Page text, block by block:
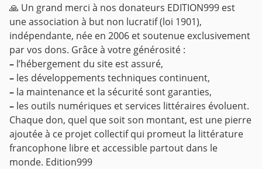
🙏 Un grand merci à nos donateurs EDITION999 est
une association à but non lucratif (loi 1901),
indépendante, née en 2006 et soutenue exclusivement
par vos dons. Grâce à votre générosité :
– l’hébergement du site est assuré,
– les développements techniques continuent,
– la maintenance et la sécurité sont garanties,
– les outils numériques et services littéraires évoluent.
Chaque don, quel que soit son montant, est une pierre
ajoutée à ce projet collectif qui promeut la littérature
francophone libre et accessible partout dans le
monde. Edition999